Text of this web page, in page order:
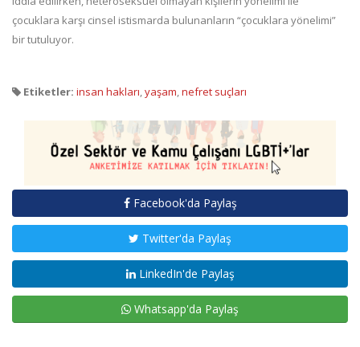
çocuklara karşı cinsel istismarda bulunanların “çocuklara yönelimi”
bir tutuluyor.
Etiketler: insan hakları,yaşam,nefret suçları
Facebook'da Paylaş
Twitter'da Paylaş
LinkedIn'de Paylaş
Whatsapp'da Paylaş